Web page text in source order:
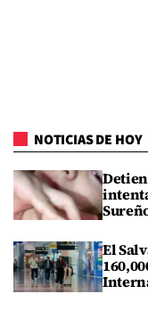
NOTICIAS DE HOY
El